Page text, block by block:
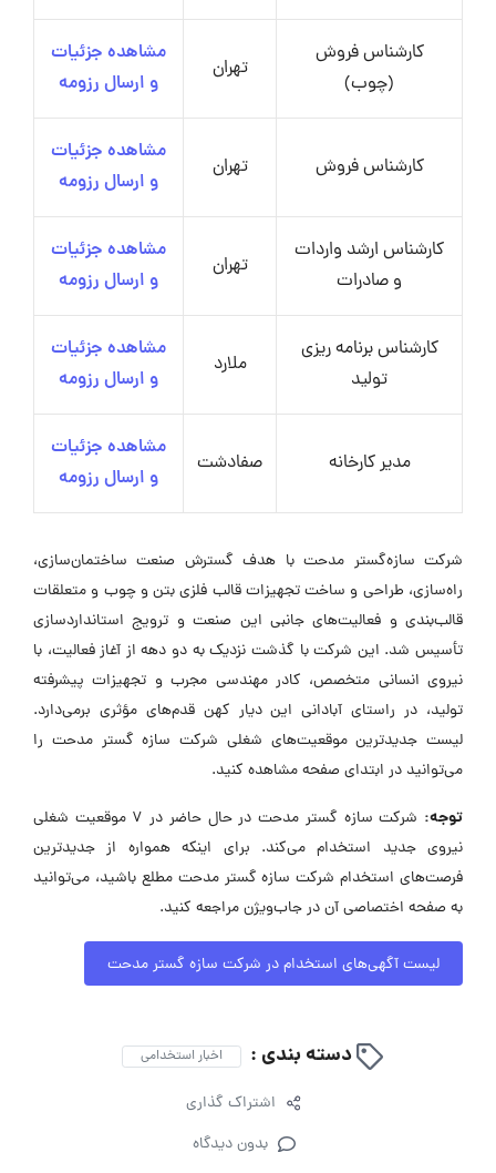
کارشناس فروش
(چوب)
تهران
مشاهده جزئیات
و ارسال رزومه
کارشناس فروش تهران
مشاهده جزئیات
و ارسال رزومه
کارشناس ارشد واردات
و صادرات
تهران
مشاهده جزئیات
و ارسال رزومه
کارشناس برنامه ریزی
تولید
ملارد
مشاهده جزئیات
و ارسال رزومه
مدیر کارخانه صفادشت
مشاهده جزئیات
و ارسال رزومه
شرکت سازه‌گستر مدحت با هدف گسترش صنعت ساختمان‌سازی،
راه‌سازی، طراحی و ساخت تجهیزات قالب فلزی بتن و چوب و متعلقات
قالب‌بندی و فعالیت‌های جانبی این صنعت و ترویج استانداردسازی
تأسیس شد. این شرکت با گذشت نزدیک به دو دهه از آغاز فعالیت، با
نیروی انسانی متخصص، کادر مهندسی مجرب و تجهیزات پیشرفته
تولید، در راستای آبادانی این دیار کهن قدم‌های مؤثری برمی‌دارد.
لیست جدیدترین موقعیت‌های شغلی شرکت سازه گستر مدحت را
می‌توانید در ابتدای صفحه مشاهده کنید.
توجه:
شرکت سازه گستر مدحت در حال حاضر در ۷ موقعیت شغلی
نیروی جدید استخدام می‌کند. برای اینکه همواره از جدیدترین
فرصت‌های استخدام شرکت سازه گستر مدحت مطلع باشید، می‌توانید
به صفحه اختصاصی آن در جاب‌ویژن مراجعه کنید.
لیست آگهی‌های استخدام در شرکت سازه گستر مدحت
دسته بندی : اخبار استخدامی
اشتراک گذاری
بدون دیدگاه